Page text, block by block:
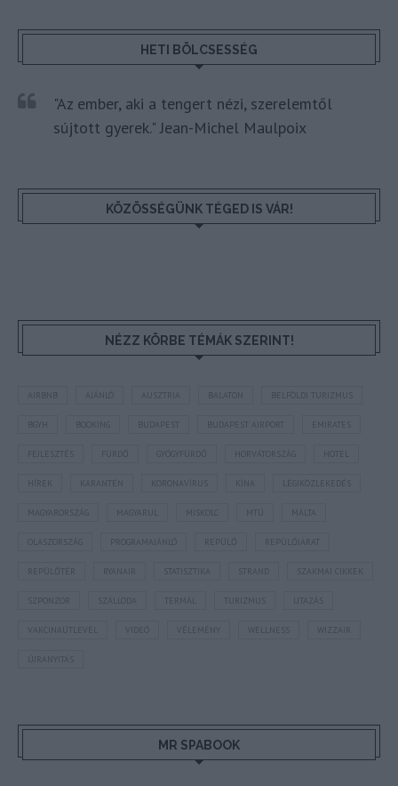
HETI BÖLCSESSÉG
"Az ember, aki a tengert nézi, szerelemtől
sújtott gyerek." Jean-Michel Maulpoix
KÖZÖSSÉGÜNK TÉGED IS VÁR!
NÉZZ KÖRBE TÉMÁK SZERINT!
AUSZTRIA BALATON BELFÖLDI TURIZMUS
BUDAPEST BUDAPEST AIRPORT EMIRATES
FEJLESZTÉS HORVÁTORSZÁG HOTEL
KARANTÉN LÉGIKÖZLEKEDÉS
MAGYARORSZÁG MTÜ MÁLTA
OLASZORSZÁG REPÜLŐJÁRAT
REPÜLŐTÉR STATISZTIKA STRAND SZAKMAI CIKKEK
SZPONZOR SZÁLLODA TERMÁL TURIZMUS UTAZÁS
VAKCINAÚTLEVÉL WIZZAIR
ÚJRANYITÁS
MR SPABOOK